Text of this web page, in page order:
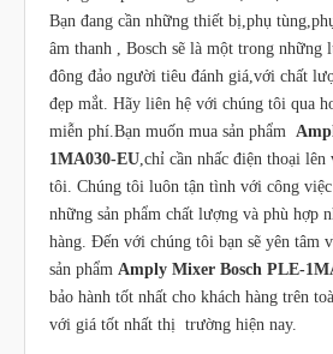
Bạn đang cần những thiết bị,phụ
âm thanh , Bosch sẽ là một trong những
đông đảo người tiêu đánh giá,với chất
đẹp mắt. Hãy liên hệ với chúng tôi qua
miễn phí.Bạn muốn mua sản phẩm
1MA030-EU,chỉ cần nhấc điện thoại
tôi. Chúng tôi luôn tận tình với công
những sản phẩm chất lượng và phù hợp
hàng. Đến với chúng tôi bạn sẽ yên tâm
sản phẩm Amply Mixer Bosch PLE-
bảo hành tốt nhất cho khách hàng trên
với giá tốt nhất thị trường hiện nay.